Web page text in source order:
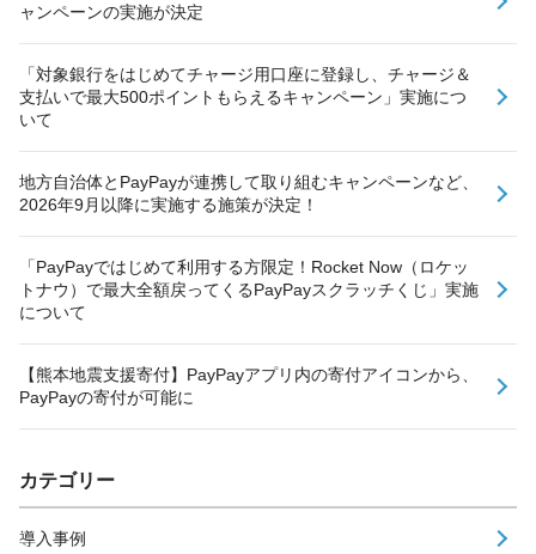
ャンペーンの実施が決定
「対象銀行をはじめてチャージ用口座に登録し、チャージ＆
支払いで最大500ポイントもらえるキャンペーン」実施につ
いて
地方自治体とPayPayが連携して取り組むキャンペーンなど、
2026年9月以降に実施する施策が決定！
「PayPayではじめて利用する方限定！Rocket Now（ロケッ
トナウ）で最大全額戻ってくるPayPayスクラッチくじ」実施
について
【熊本地震支援寄付】PayPayアプリ内の寄付アイコンから、
PayPayの寄付が可能に
カテゴリー
導入事例